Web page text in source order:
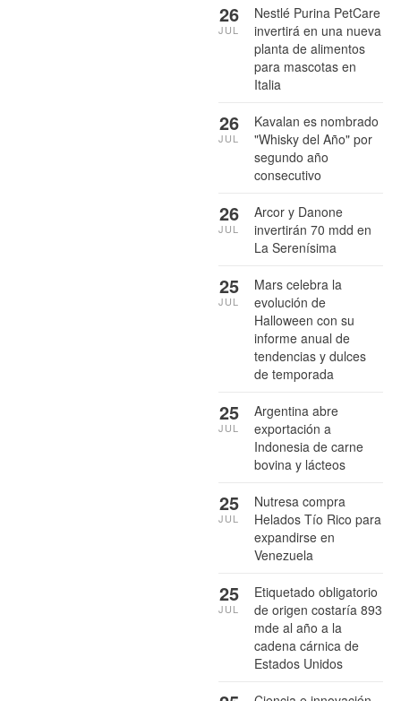
Nestlé Purina PetCare
invertirá en una nueva
planta de alimentos
para mascotas en
Italia
26
JUL
Kavalan es nombrado
"Whisky del Año" por
segundo año
consecutivo
26
JUL
Arcor y Danone
invertirán 70 mdd en
La Serenísima
26
JUL
Mars celebra la
evolución de
Halloween con su
informe anual de
tendencias y dulces
de temporada
25
JUL
Argentina abre
exportación a
Indonesia de carne
bovina y lácteos
25
JUL
Nutresa compra
Helados Tío Rico para
expandirse en
Venezuela
25
JUL
Etiquetado obligatorio
de origen costaría 893
mde al año a la
cadena cárnica de
Estados Unidos
25
JUL